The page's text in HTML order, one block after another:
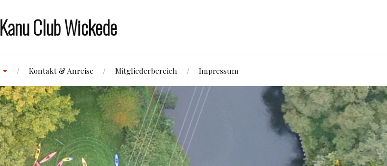
Kanu Club Wickede
Kontakt & Anreise Mitgliederbereich Impressum